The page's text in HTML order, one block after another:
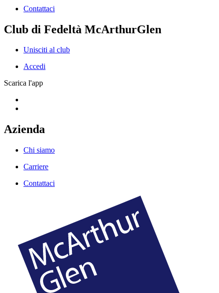
Contattaci
Club di Fedeltà McArthurGlen
Unisciti al club
Accedi
Scarica l'app
Azienda
Chi siamo
Carriere
Contattaci